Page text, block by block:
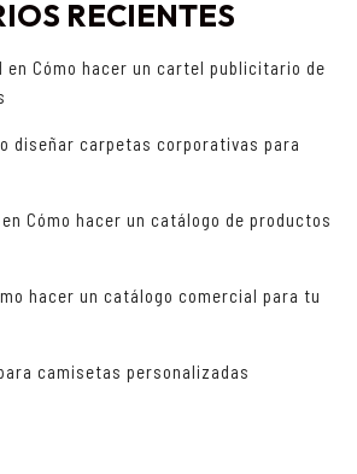
RECIENTES
en Cómo hacer un cartel publicitario de
diseñar carpetas corporativas para
en Cómo hacer un catálogo de productos
hacer un catálogo comercial para tu
camisetas personalizadas